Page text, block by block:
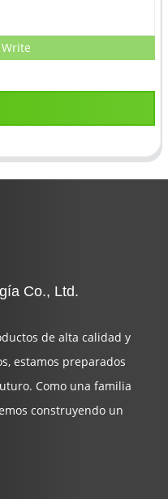
Co., Ltd.
de alta calidad y
estamos preparados
Como una familia
construyendo un